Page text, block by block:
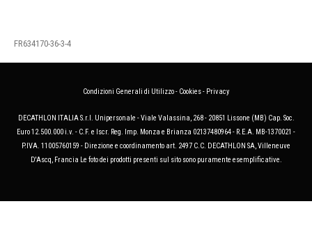
FR634170-36-3-4
Condizioni Generali di Utilizzo- Cookies- Privacy
DECATHLON ITALIA S.r.l. Unipersonale - Viale Valassina, 268 - 20851 Lissone (MB) Cap. Soc.
Euro 12.500.000 i.v. - C.F. e Iscr. Reg. Imp. Monza e Brianza 02137480964 - R.E.A. MB-1370021 -
P.IVA. 11005760159 - Direzione e coordinamento art. 2497 C.C. DECATHLON SA, Villeneuve
D'Ascq, Francia Le foto dei prodotti presenti sul sito sono puramente esemplificative.